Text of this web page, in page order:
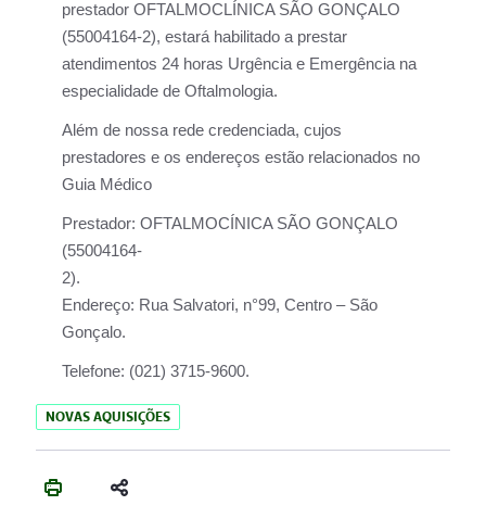
prestador OFTALMOCLÍNICA SÃO GONÇALO
(55004164-2), estará habilitado a prestar
atendimentos 24 horas Urgência e Emergência na
especialidade de Oftalmologia.
Além de nossa rede credenciada, cujos
prestadores e os endereços estão relacionados no
Guia Médico
Prestador: OFTALMOCÍNICA SÃO GONÇALO
(55004164-
2).
Endereço: Rua Salvatori, n°99, Centro – São
Gonçalo.
Telefone: (021) 3715-9600.
NOVAS AQUISIÇÕES